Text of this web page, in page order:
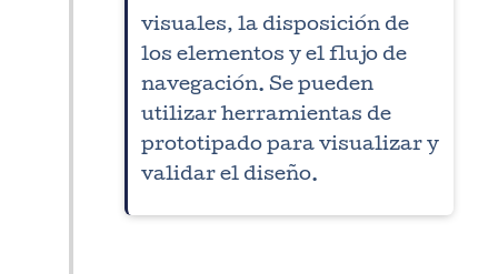
visuales, la disposición de
los elementos y el flujo de
navegación. Se pueden
utilizar herramientas de
prototipado para visualizar y
validar el diseño.